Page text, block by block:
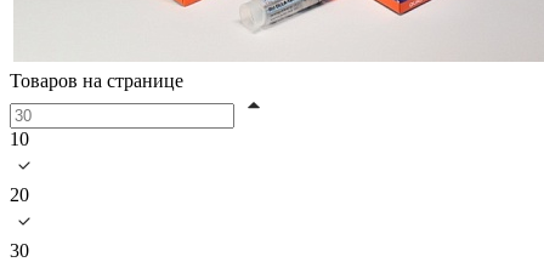
Товаров на странице
10
20
30